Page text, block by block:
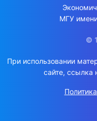
МГУ
©
При использовании
сайте, ссылка